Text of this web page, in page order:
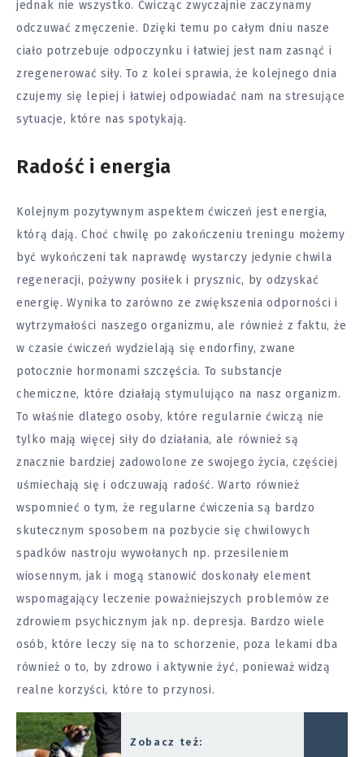
jednak nie wszystko. Ćwicząc zwyczajnie zaczynamy
odczuwać zmęczenie. Dzięki temu po całym dniu nasze
ciało potrzebuje odpoczynku i łatwiej jest nam zasnąć i
zregenerować siły. To z kolei sprawia, że kolejnego dnia
czujemy się lepiej i łatwiej odpowiadać nam na stresujące
sytuacje, które nas spotykają.
Radość i energia
Kolejnym pozytywnym aspektem ćwiczeń jest energia,
którą dają. Choć chwilę po zakończeniu treningu możemy
być wykończeni tak naprawdę wystarczy jedynie chwila
regeneracji, pożywny posiłek i prysznic, by odzyskać
energię. Wynika to zarówno ze zwiększenia odporności i
wytrzymałości naszego organizmu, ale również z faktu, że
w czasie ćwiczeń wydzielają się endorfiny, zwane
potocznie hormonami szczęścia. To substancje
chemiczne, które działają stymulująco na nasz organizm.
To właśnie dlatego osoby, które regularnie ćwiczą nie
tylko mają więcej siły do działania, ale również są
znacznie bardziej zadowolone ze swojego życia, częściej
uśmiechają się i odczuwają radość. Warto również
wspomnieć o tym, że regularne ćwiczenia są bardzo
skutecznym sposobem na pozbycie się chwilowych
spadków nastroju wywołanych np. przesileniem
wiosennym, jak i mogą stanowić doskonały element
wspomagający leczenie poważniejszych problemów ze
zdrowiem psychicznym jak np. depresja. Bardzo wiele
osób, które leczy się na to schorzenie, poza lekami dba
również o to, by zdrowo i aktywnie żyć, ponieważ widzą
realne korzyści, które to przynosi.
Zobacz też: